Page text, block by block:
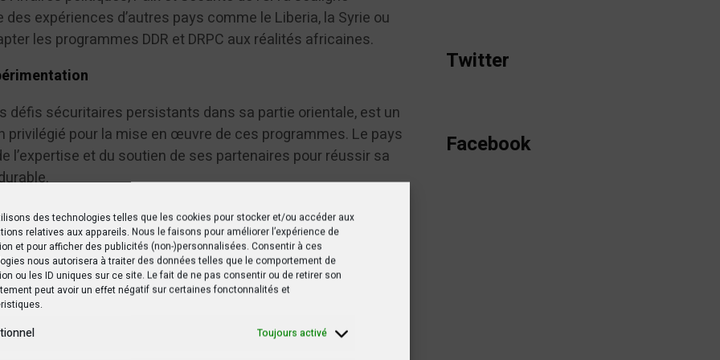
des technologies telles que les cookies pour stocker et/ou accéder aux
relatives aux appareils. Nous le faisons pour améliorer l’expérience de
et pour afficher des publicités (non-)personnalisées. Consentir à ces
nous autorisera à traiter des données telles que le comportement de
ou les ID uniques sur ce site. Le fait de ne pas consentir ou de retirer son
peut avoir un effet négatif sur certaines fonctonnalités et
Toujours activé
des expériences d’autres pays comme le Liberia, la Syrie ou
les programmes DDR et DRPC aux réalités africaines.
défis sécuritaires persistants dans sa partie orientale, est un
privilégié pour la mise en œuvre de ces programmes. Le pays
l’expertise et du soutien de ses partenaires pour réussir sa
se régionalise
plusieurs défis à relever pour une mise en œuvre efficace
:
Twitter
Facebook